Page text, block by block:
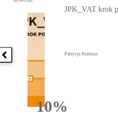
Poprzednia książka
10%Rabatu
JPK_VAT krok
Patrycja Kubiesa